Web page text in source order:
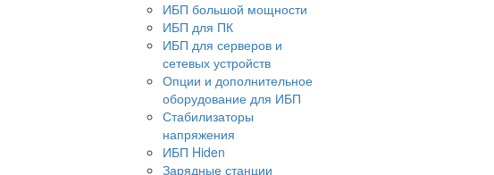
ИБП большой мощности
ИБП для ПК
ИБП для серверов и
сетевых устройств
Опции и дополнительное
оборудование для ИБП
Стабилизаторы
напряжения
ИБП Hiden
Зарядные станции